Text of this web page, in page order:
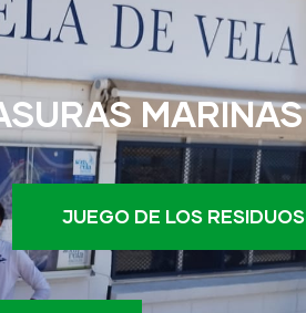
MARINAS
JUEGO DE LOS RESIDUOS